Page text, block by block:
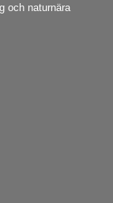
och naturnära